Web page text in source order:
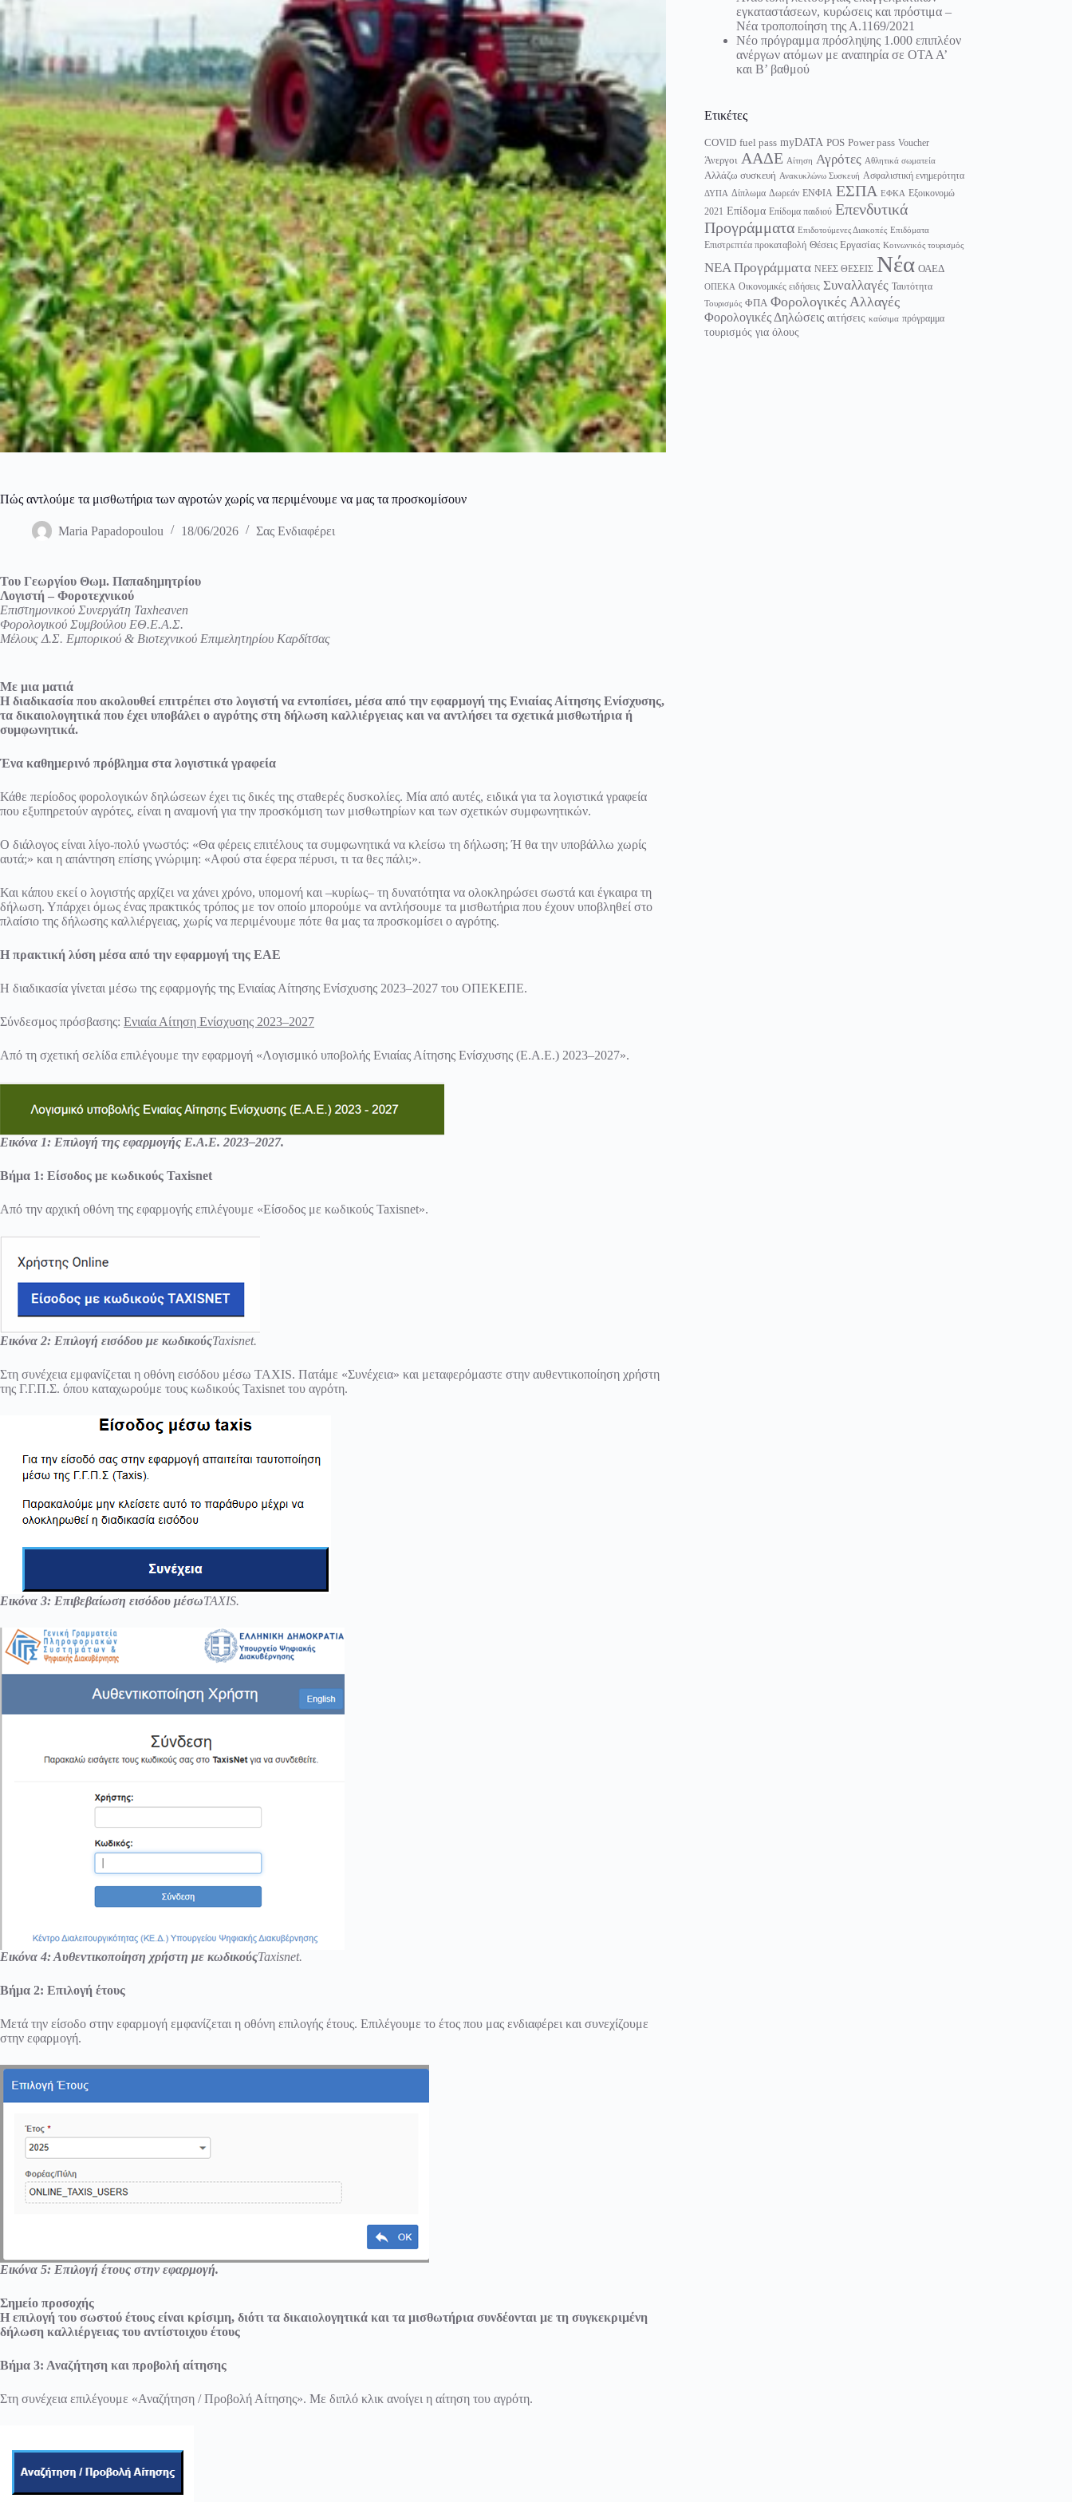
Πώς αντλούμε τα μισθωτήρια των αγροτών χωρίς να περιμένουμε να μας τα προσκομίσουν
Maria Papadopoulou 18/06/2026 Σας Ενδιαφέρει
Του Γεωργίου Θωμ. Παπαδημητρίου
Λογιστή – Φοροτεχνικού
Επιστημονικού Συνεργάτη Taxheaven
Φορολογικού Συμβούλου ΕΘ.Ε.Α.Σ.
Μέλους Δ.Σ. Εμπορικού & Βιοτεχνικού Επιμελητηρίου Καρδίτσας
Με μια ματιά
Η διαδικασία που ακολουθεί επιτρέπει στο λογιστή να εντοπίσει, μέσα από την εφαρμογή της Ενιαίας Αίτησης Ενίσχυσης,
τα δικαιολογητικά που έχει υποβάλει ο αγρότης στη δήλωση καλλιέργειας και να αντλήσει τα σχετικά μισθωτήρια ή
συμφωνητικά.
Ένα καθημερινό πρόβλημα στα λογιστικά γραφεία
Κάθε περίοδος φορολογικών δηλώσεων έχει τις δικές της σταθερές δυσκολίες. Μία από αυτές, ειδικά για τα λογιστικά γραφεία
που εξυπηρετούν αγρότες, είναι η αναμονή για την προσκόμιση των μισθωτηρίων και των σχετικών συμφωνητικών.
Ο διάλογος είναι λίγο-πολύ γνωστός: «Θα φέρεις επιτέλους τα συμφωνητικά να κλείσω τη δήλωση; Ή θα την υποβάλλω χωρίς
αυτά;» και η απάντηση επίσης γνώριμη: «Αφού στα έφερα πέρυσι, τι τα θες πάλι;».
Και κάπου εκεί ο λογιστής αρχίζει να χάνει χρόνο, υπομονή και –κυρίως– τη δυνατότητα να ολοκληρώσει σωστά και έγκαιρα τη
δήλωση. Υπάρχει όμως ένας πρακτικός τρόπος με τον οποίο μπορούμε να αντλήσουμε τα μισθωτήρια που έχουν υποβληθεί στο
πλαίσιο της δήλωσης καλλιέργειας, χωρίς να περιμένουμε πότε θα μας τα προσκομίσει ο αγρότης.
Η πρακτική λύση μέσα από την εφαρμογή της ΕΑΕ
Η διαδικασία γίνεται μέσω της εφαρμογής της Ενιαίας Αίτησης Ενίσχυσης 2023–2027 του ΟΠΕΚΕΠΕ.
Σύνδεσμος πρόσβασης: Ενιαία Αίτηση Ενίσχυσης 2023–2027
Από τη σχετική σελίδα επιλέγουμε την εφαρμογή «Λογισμικό υποβολής Ενιαίας Αίτησης Ενίσχυσης (Ε.Α.Ε.) 2023–2027».
Εικόνα 1: Επιλογή της εφαρμογής Ε.Α.Ε. 2023–2027.
Βήμα 1: Είσοδος με κωδικούς Taxisnet
Από την αρχική οθόνη της εφαρμογής επιλέγουμε «Είσοδος με κωδικούς Taxisnet».
Εικόνα 2: Επιλογή εισόδου με κωδικούςTaxisnet.
Στη συνέχεια εμφανίζεται η οθόνη εισόδου μέσω TAXIS. Πατάμε «Συνέχεια» και μεταφερόμαστε στην αυθεντικοποίηση χρήστη
της Γ.Γ.Π.Σ. όπου καταχωρούμε τους κωδικούς Taxisnet του αγρότη.
Εικόνα 3: Επιβεβαίωση εισόδου μέσωTAXIS.
Εικόνα 4: Αυθεντικοποίηση χρήστη με κωδικούςTaxisnet.
Βήμα 2: Επιλογή έτους
Μετά την είσοδο στην εφαρμογή εμφανίζεται η οθόνη επιλογής έτους. Επιλέγουμε το έτος που μας ενδιαφέρει και συνεχίζουμε
στην εφαρμογή.
Εικόνα 5: Επιλογή έτους στην εφαρμογή.
Σημείο προσοχής
Η επιλογή του σωστού έτους είναι κρίσιμη, διότι τα δικαιολογητικά και τα μισθωτήρια συνδέονται με τη συγκεκριμένη
δήλωση καλλιέργειας του αντίστοιχου έτους
Βήμα 3: Αναζήτηση και προβολή αίτησης
Στη συνέχεια επιλέγουμε «Αναζήτηση / Προβολή Αίτησης». Με διπλό κλικ ανοίγει η αίτηση του αγρότη.
εγκαταστάσεων, κυρώσεις και πρόστιμα –
Νέα τροποποίηση της Α.1169/2021
Νέο πρόγραμμα πρόσληψης 1.000 επιπλέον
ανέργων ατόμων με αναπηρία σε ΟΤΑ Α’
και Β’ βαθμού
Ετικέτες
COVID fuel pass myDATA POS Power pass Voucher
Άνεργοι ΑΑΔΕ Αίτηση Αγρότες Αθλητικά σωματεία
Αλλάζω συσκευή Ανακυκλώνω Συσκευή Ασφαλιστική ενημερότητα
ΔΥΠΑ Δίπλωμα Δωρεάν ΕΝΦΙΑ ΕΣΠΑ ΕΦΚΑ Εξοικονομώ
2021 Επίδομα Επίδομα παιδιού Επενδυτικά
Προγράμματα Επιδοτούμενες Διακοπές Επιδόματα
Επιστρεπτέα προκαταβολή Θέσεις Εργασίας Κοινωνικός τουρισμός
ΝΕΑ Προγράμματα ΝΕΕΣ ΘΕΣΕΙΣ Νέα ΟΑΕΔ
ΟΠΕΚΑ Οικονομικές ειδήσεις Συναλλαγές Ταυτότητα
Τουρισμός ΦΠΑ Φορολογικές Αλλαγές
Φορολογικές Δηλώσεις αιτήσεις καύσιμα πρόγραμμα
τουρισμός για όλους